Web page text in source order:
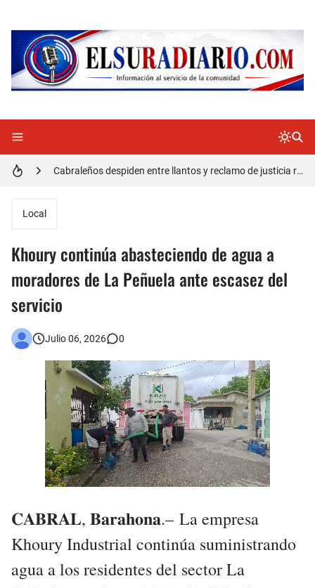
Detienen policía con presunta cocaína en Barahona
Cabraleños despiden entre llantos y reclamo de justicia restos mortales de Yasmel
Distrito Educativo 01-04 de Cabral Cancela a mas de 120 empleados; incluyendo una mujer Embarazada
Local
Khoury continúa abasteciendo de agua a
moradores de La Peñuela ante escasez del
servicio
Julio 06, 2026 0
𝐂𝐀𝐁𝐑𝐀𝐋, 𝐁𝐚𝐫𝐚𝐡𝐨𝐧𝐚.– La empresa
Khoury Industrial continúa suministrando
agua a los residentes del sector La